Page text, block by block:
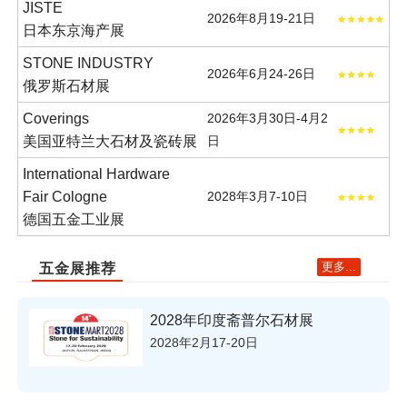
JISTE
日本东京海产展
2026年8月19-21日
STONE INDUSTRY
俄罗斯石材展
2026年6月24-26日
Coverings
美国亚特兰大石材及瓷砖展
2026年3月30日-4月2
日
International Hardware
Fair Cologne
德国五金工业展
2028年3月7-10日
五金展推荐 更多...
2028年印度斋普尔石材展
2028年2月17-20日